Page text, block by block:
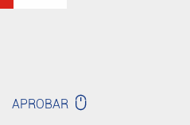
APROBAR 